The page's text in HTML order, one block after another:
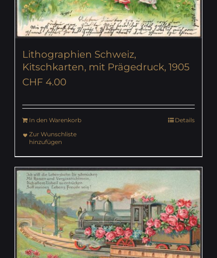
Lithographien Schweiz,
Kitschkarten, mit Prägedruck, 1905
CHF 4.00
In den Warenkorb
Details
Zur Wunschliste
hinzufügen